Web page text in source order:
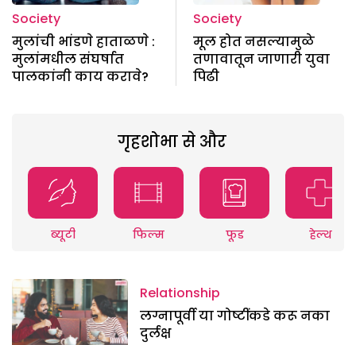
Society
मुलांची भांडणे हाताळणे :
मुलांमधील संघर्षात
पालकांनी काय करावे?
Society
मूल होत नसल्यामुळे
तणावातून जाणारी युवा
पिढी
गृहशोभा से और
ब्यूटी फिल्म फूड हेल्थ
Relationship
लग्नापूर्वी या गोष्टींकडे करू नका
दुर्लक्ष